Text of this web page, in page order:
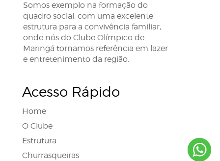
Somos exemplo na formação do
quadro social, com uma excelente
estrutura para a convivência familiar,
onde nós do Clube Olímpico de
Maringá tornamos referência em lazer
e entretenimento da região.
Acesso Rápido
Home
O Clube
Estrutura
Churrasqueiras